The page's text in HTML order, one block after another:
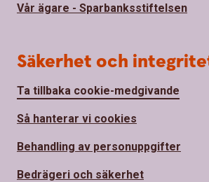
Vår ägare - Sparbanksstiftelsen
Säkerhet och
Ta tillbaka cookie-medgivande
Så hanterar vi cookies
Behandling av personuppgifter
Bedrägeri och säkerhet